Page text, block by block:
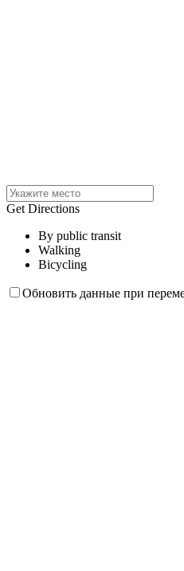
Get Directions
By public transit
Walking
Bicycling
Обновить данные при